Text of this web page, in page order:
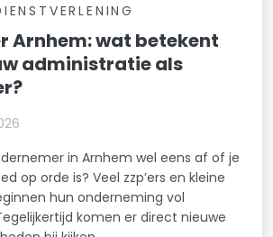
Arnhem: wat betekent
administratie als
in Arnhem wel eens af of je
op orde is? Veel zzp’ers en kleine
hun onderneming vol
komen er direct nieuwe